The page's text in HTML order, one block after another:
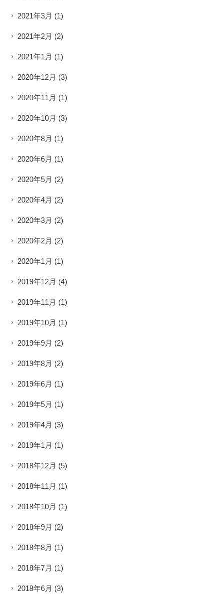
2021年3月 (1)
2021年2月 (2)
2021年1月 (1)
2020年12月 (3)
2020年11月 (1)
2020年10月 (3)
2020年8月 (1)
2020年6月 (1)
2020年5月 (2)
2020年4月 (2)
2020年3月 (2)
2020年2月 (2)
2020年1月 (1)
2019年12月 (4)
2019年11月 (1)
2019年10月 (1)
2019年9月 (2)
2019年8月 (2)
2019年6月 (1)
2019年5月 (1)
2019年4月 (3)
2019年1月 (1)
2018年12月 (5)
2018年11月 (1)
2018年10月 (1)
2018年9月 (2)
2018年8月 (1)
2018年7月 (1)
2018年6月 (3)